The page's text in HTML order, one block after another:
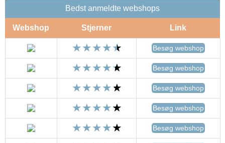
Bedst anmeldte webshops
Webshop Stjerner Link
Besøg webshop
Besøg webshop
Besøg webshop
Besøg webshop
Besøg webshop